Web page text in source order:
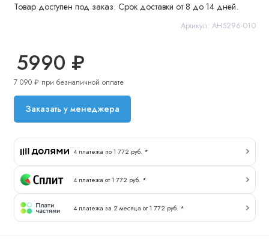
Товар доступен под заказ. Срок доставки от 8 до 14 дней.
Артикул: AH5296-010
5990 ₽
7 090 ₽ при безналичной оплате
Заказать у менеджера
4 платежа по 1 772 руб. *
4 платежа от 1 772 руб. *
4 платежа за 2 месяца от 1 772 руб. *